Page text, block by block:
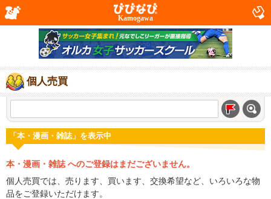
Kamogawa
個人売買
「本・漫画・雑誌」を表示中
本・漫画・雑誌 へのご登録はまだございません。
個人売買では、売ります、買います、交換希望など、いろいろな物
品をご登録いただけます。